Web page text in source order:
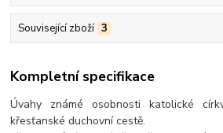
Související zboží 3
Kompletní specifikace
Úvahy známé osobnosti katolické
křesťanské duchovní cestě.